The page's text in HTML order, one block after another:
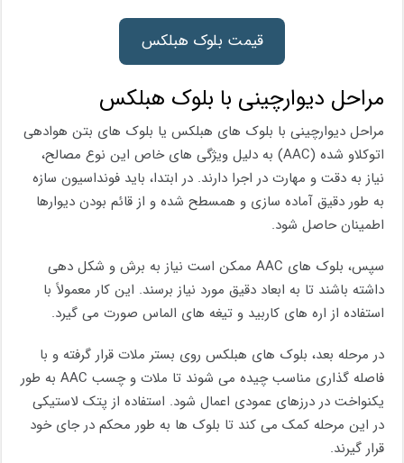
قیمت بلوک هبلکس
مراحل دیوارچینی با بلوک هبلکس
مراحل دیوارچینی با بلوک های هبلکس یا بلوک های بتن هوادهی
اتوکلاو شده (AAC) به دلیل ویژگی های خاص این نوع مصالح،
نیاز به دقت و مهارت در اجرا دارند. در ابتدا، باید فونداسیون سازه
به طور دقیق آماده سازی و همسطح شده و از قائم بودن دیوارها
اطمینان حاصل شود.
سپس، بلوک های AAC ممکن است نیاز به برش و شکل دهی
داشته باشند تا به ابعاد دقیق مورد نیاز برسند. این کار معمولاً با
استفاده از اره های کاربید و تیغه های الماس صورت می گیرد.
در مرحله بعد، بلوک های هبلکس روی بستر ملات قرار گرفته و با
فاصله گذاری مناسب چیده می شوند تا ملات و چسب AAC به طور
یکنواخت در درزهای عمودی اعمال شود. استفاده از پتک لاستیکی
در این مرحله کمک می کند تا بلوک ها به طور محکم در جای خود
قرار گیرند.